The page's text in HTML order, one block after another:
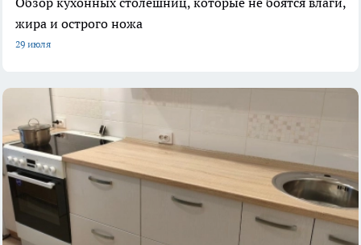
жира и острого ножа
29 июля